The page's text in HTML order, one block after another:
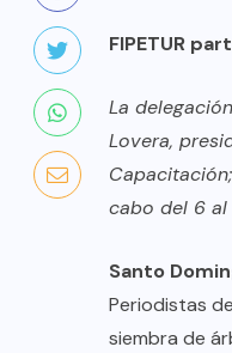
FIPETUR
La
Lovera,
Capacitación;
cabo del 6 al
Santo
Periodistas
siembra de